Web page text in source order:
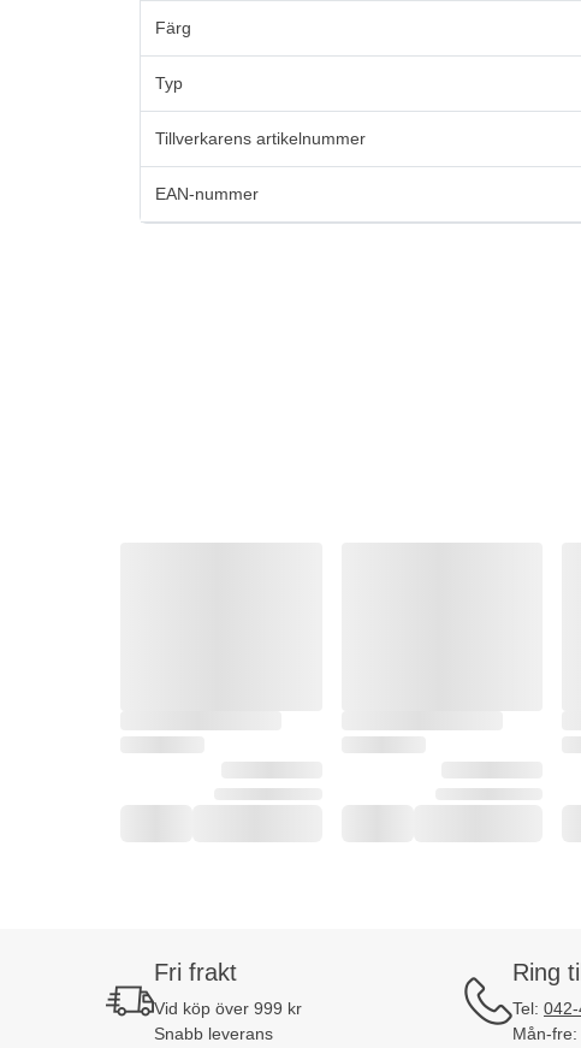
Färg
Typ
Tillverkarens artikelnummer
EAN-nummer
Fri frakt
Vid köp över 999 kr
Snabb leverans
Ring
Tel:
Mån-